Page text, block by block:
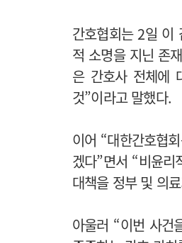
간호협회는 2일 이
적 소명을 지닌 존
은 간호사 전체에
것”이라고 말했다.
이어 “대한간호협
겠다”면서 “비윤
대책을 정부 및 의
아울러 “이번 사건